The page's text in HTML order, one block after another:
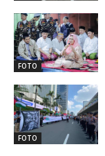
FOTO
FOTO